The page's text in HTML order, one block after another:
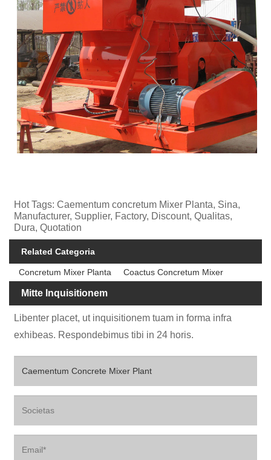
Hot Tags: Caementum concretum Mixer Planta, Sina,
Manufacturer, Supplier, Factory, Discount, Qualitas,
Dura, Quotation
Related Categoria
Concretum Mixer Planta Coactus Concretum Mixer
Mitte Inquisitionem
Libenter placet, ut inquisitionem tuam in forma infra
exhibeas. Respondebimus tibi in 24 horis.